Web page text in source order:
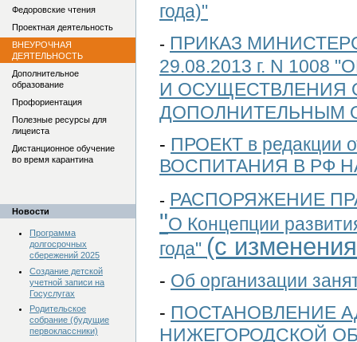
года)"
- ПРИКАЗ
29.08.2013 г. N
И ОСУЩЕСТВЛЕНИЯ
ДОПОЛНИТЕЛЬНЫМ
- ПРОЕКТ в редакции
ВОСПИТАНИЯ В РФ
- РАСПОРЯЖЕНИЕ
"О Концепции
года" (с
- Об организации
- ПОСТАНОВЛЕНИЕ
НИЖЕГОРОДСКОЙ
Федоровские чтения
Проектная деятельность
ВНЕУРОЧНАЯ
ДЕЯТЕЛЬНОСТЬ
Дополнительное
образование
Профориентация
Полезные ресурсы для
лицеиста
Дистанционное обучение
во время карантина
Новости
Программа
долгосрочных
сбережений 2025
Создание детской
учетной записи на
Госуслугах
Родительское
собрание (будущие
первоклассники)